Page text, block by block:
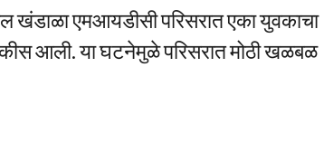
एमआयडीसी परिसरात एका युवकाचा
आली. या घटनेमुळे परिसरात मोठी खळबळ